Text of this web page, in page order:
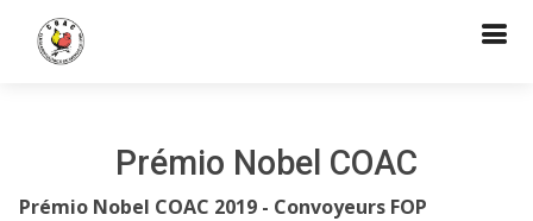
Prémio Nobel COAC
Prémio Nobel COAC 2019 - Convoyeurs FOP